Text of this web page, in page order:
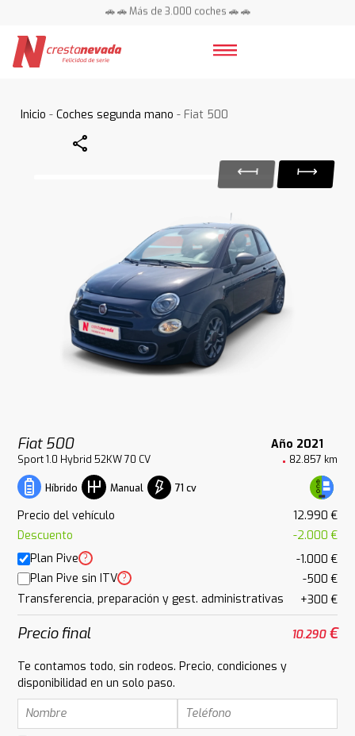
🚗 🚗 Más de 3.000 coches 🚗 🚗
Inicio -Coches segunda mano - Fiat 500
Share
Fiat 500 Año 2021
Sport 1.0 Hybrid 52KW 70 CV 82.857 km
Híbrido Manual 71 cv
Precio del vehículo
12.990 €
Descuento
-2.000 €
Plan Pive ?
-1.000 €
Plan Pive sin ITV ?
-500 €
Transferencia, preparación y gest. administrativas
+300 €
Precio final 10.290€
Te contamos todo, sin rodeos. Precio, condiciones y
disponibilidad en un solo paso.